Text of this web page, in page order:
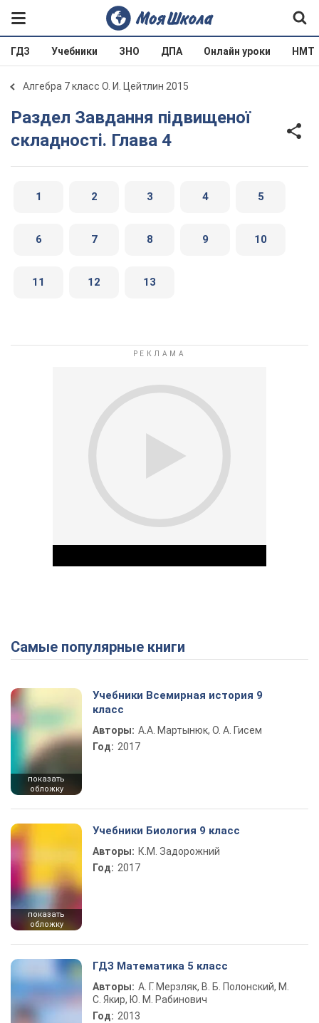
ГДЗ Учебники ЗНО ДПА Онлайн уроки НМТ
Алгебра 7 класс О. И. Цейтлин 2015
Раздел Завдання підвищеної
складностi. Глава 4
1 2 3 4 5
6 7 8 9 10
11 12 13
Play Video
Самые популярные книги
показать
обложку
Учебники Всемирная история 9
класс
Авторы: А.А. Мартынюк, О. А. Гисем
Год: 2017
показать
обложку
Учебники Биология 9 класс
Авторы: К.М. Задорожний
Год: 2017
ГДЗ Математика 5 класс
Авторы: А. Г. Мерзляк, В. Б. Полонский, М.
С. Якир, Ю. М. Рабинович
Год: 2013